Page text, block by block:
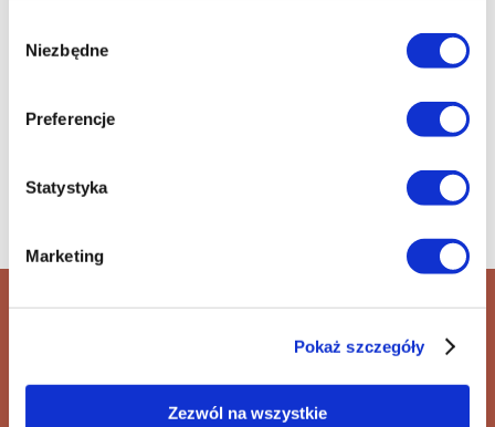
zgody
Niezbędne
Preferencje
Statystyka
Marketing
Pokaż szczegóły
Zezwól na wszystkie
produkcja
gatunek
informacja@ec1lodz.pl